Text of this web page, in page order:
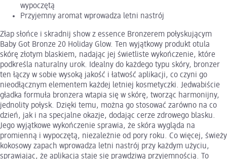
wypoczętą
Przyjemny aromat wprowadza letni nastrój
Złap słońce i skradnij show z essence Bronzerem połyskującym
Baby Got Bronze 20 Holiday Glow. Ten wyjątkowy produkt otula
skórę złotym blaskiem, nadając jej świetliste wykończenie, które
podkreśla naturalny urok. Idealny do każdego typu skóry, bronzer
ten łączy w sobie wysoką jakość i łatwość aplikacji, co czyni go
nieodłącznym elementem każdej letniej kosmetyczki. Jedwabiście
gładka formuła bronzera wtapia się w skórę, tworząc harmonijny,
jednolity połysk. Dzięki temu, można go stosować zarówno na co
dzień, jak i na specjalne okazje, dodając cerze zdrowego blasku.
Jego wyjątkowe wykończenie sprawia, że skóra wygląda na
promienną i wypoczętą, niezależnie od pory roku. Co więcej, świeży
kokosowy zapach wprowadza letni nastrój przy każdym użyciu,
sprawiając, że aplikacja staje się prawdziwą przyjemnością. To